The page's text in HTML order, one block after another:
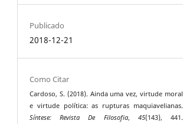
Publicado
2018-12-21
Como Citar
Cardoso, S. (2018). Ainda uma vez, virtude moral
e virtude política: as rupturas maquiavelianas.
Síntese: Revista De Filosofia, 45(143), 441.